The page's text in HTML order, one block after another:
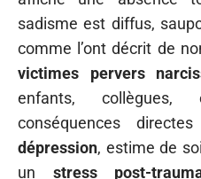
sadisme est diffus,
comme l’ont décrit de
victimes pervers
enfants,
conséquences
dépression, estime de
un stress post-